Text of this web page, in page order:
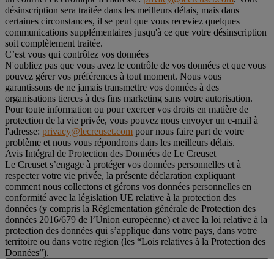
désinscription sera traitée dans les meilleurs délais, mais dans
certaines circonstances, il se peut que vous receviez quelques
communications supplémentaires jusqu'à ce que votre désinscription
soit complètement traitée.
C’est vous qui contrôlez vos données
N'oubliez pas que vous avez le contrôle de vos données et que vous
pouvez gérer vos préférences à tout moment. Nous vous
garantissons de ne jamais transmettre vos données à des
organisations tierces à des fins marketing sans votre autorisation.
Pour toute information ou pour exercer vos droits en matière de
protection de la vie privée, vous pouvez nous envoyer un e-mail à
l'adresse: privacy@lecreuset.com pour nous faire part de votre
problème et nous vous répondrons dans les meilleurs délais.
Avis Intégral de Protection des Données de Le Creuset
Le Creuset s’engage à protéger vos données personnelles et à
respecter votre vie privée, la présente déclaration expliquant
comment nous collectons et gérons vos données personnelles en
conformité avec la législation UE relative à la protection des
données (y compris la Réglementation générale de Protection des
données 2016/679 de l’Union européenne) et avec la loi relative à la
protection des données qui s’applique dans votre pays, dans votre
territoire ou dans votre région (les “Lois relatives à la Protection des
Données”).